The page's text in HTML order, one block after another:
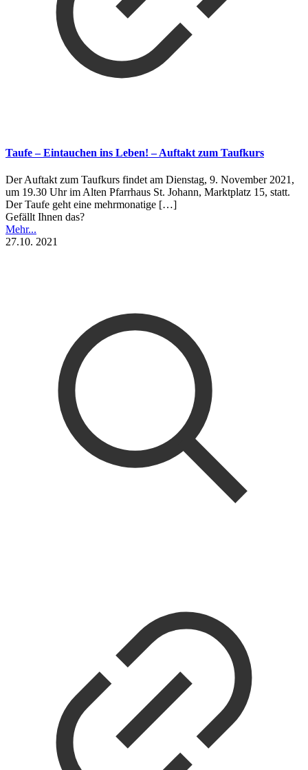
Taufe – Eintauchen ins Leben! – Auftakt zum Taufkurs
Der Auftakt zum Taufkurs findet am Dienstag, 9. November 2021,
um 19.30 Uhr im Alten Pfarrhaus St. Johann, Marktplatz 15, statt.
Der Taufe geht eine mehrmonatige […]
Gefällt Ihnen das?
Mehr...
27.10. 2021